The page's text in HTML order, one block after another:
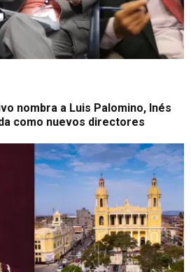
nombra a Luis Palomino, Inés
como nuevos directores